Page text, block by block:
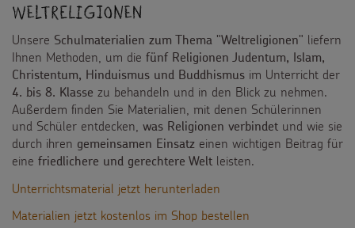
Spendenformular
Spendendose
Spendenmöglichkeiten
Unternehmensspenden
Sternsinger-Stiftung
Spende als Geschenk
Backen und Basteln
Sternsinger-Magazin
Videos
Sternsinger-Steckbrief
Spiele
Werde Sternsinger!
Über uns
Presse
Kontakt
SHOP
Suche
Suchbegriff
Weltreligionen
Unsere Schulmaterialien zum Thema "Weltreligionen" liefern
Ihnen Methoden, um die fünf Religionen Judentum, Islam,
Christentum, Hinduismus und Buddhismus im Unterricht der
4. bis 8. Klasse zu behandeln und in den Blick zu nehmen.
Außerdem finden Sie Materialien, mit denen Schülerinnen
und Schüler entdecken, was Religionen verbindet und wie sie
durch ihren gemeinsamen Einsatz einen wichtigen Beitrag für
eine friedlichere und gerechtere Welt leisten.
Unterrichtsmaterial jetzt herunterladen
Materialien jetzt kostenlos im Shop bestellen